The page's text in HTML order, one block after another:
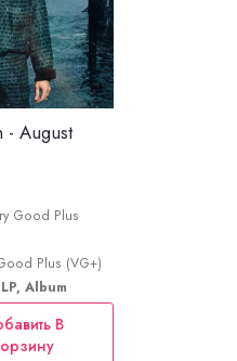
- August
Good Plus
Plus (VG+)
Album
В